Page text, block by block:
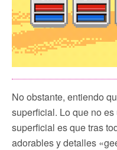
No obstante, entiendo
superficial. Lo que no
superficial es que tras
adorables y detalles